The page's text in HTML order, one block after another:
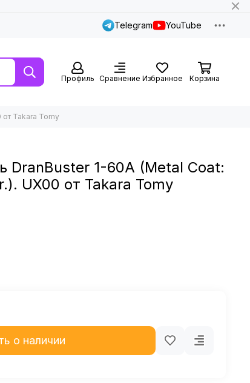
Telegram YouTube
Профиль Сравнение Избранное Корзина
от Takara Tomy
DranBuster 1-60A (Metal Coat:
UX00 от Takara Tomy
о наличии